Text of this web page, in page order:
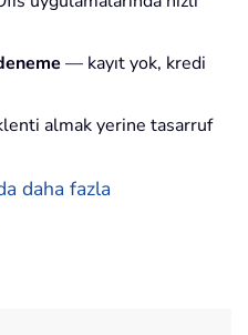
— kayıt yok, kredi
almak yerine tasarruf
daha fazla